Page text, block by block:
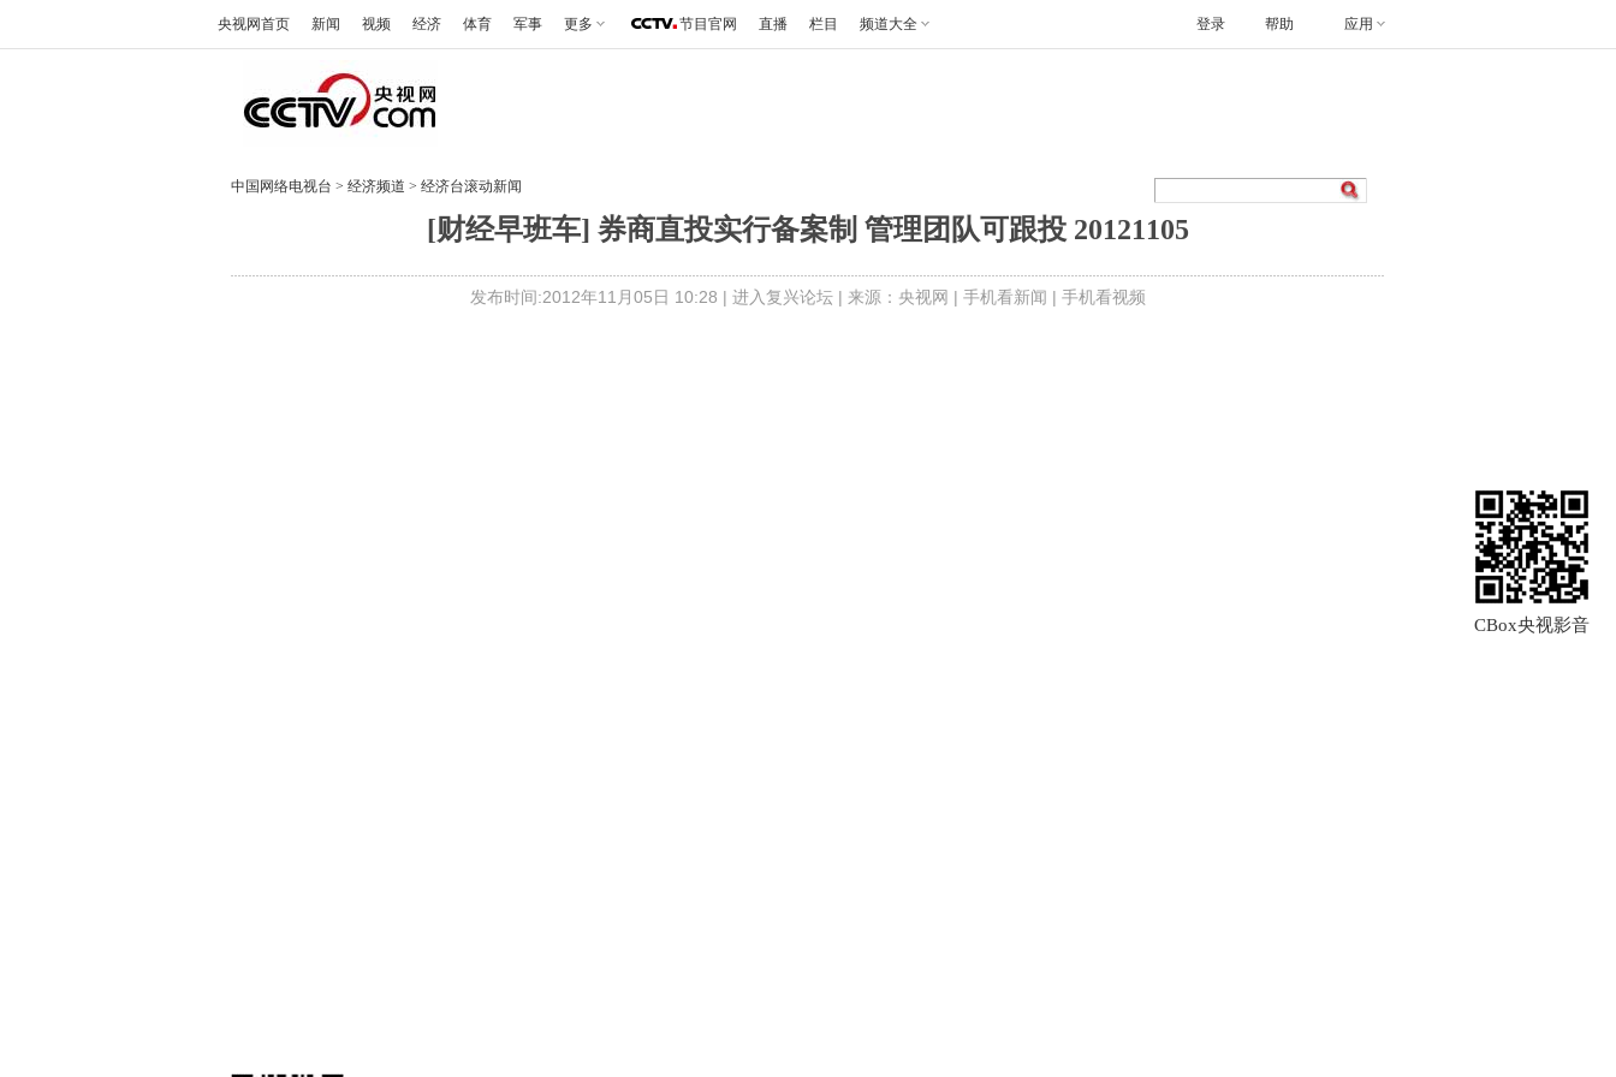
央视网首页 新闻 视频 经济 体育 军事 更多 节目官网 直播 栏目 频道大全 帮助 应用
登录
中国网络电视台 > 经济频道 > 经济台滚动新闻
[财经早班车] 券商直投实行备案制 管理团队可跟投 20121105
发布时间:2012年11月05日 10:28 | 进入复兴论坛 | 来源：央视网 | 手机看新闻 | 手机看视频
CBox央视影音